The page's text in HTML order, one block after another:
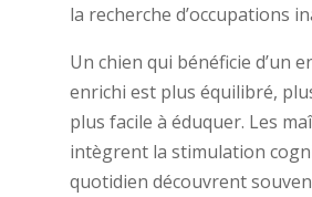
la recherche d’occupations
Un chien qui bénéficie d’un
enrichi est plus équilibré,
plus facile à éduquer. Les
intègrent la stimulation
quotidien découvrent